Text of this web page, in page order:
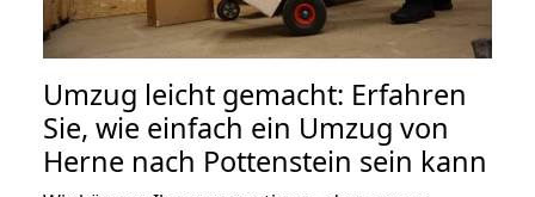
Umzug leicht gemacht: Erfahren
Sie, wie einfach ein Umzug von
Herne nach Pottenstein sein kann